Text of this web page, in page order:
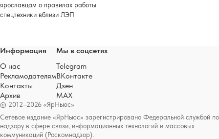
ярославцам о правилах работы
спецтехники вблизи ЛЭП
© 2012–2026 «ЯрНьюс»
Сетевое издание «ЯрНьюс» зарегистрировано Федеральной службой по
надзору в сфере связи, информационных технологий и массовых
коммуникаций (Роскомнадзор).
Информация
О нас
Рекламодателям
Контакты
Архив
Мы в соцсетях
Telegram
ВКонтакте
Дзен
MAX